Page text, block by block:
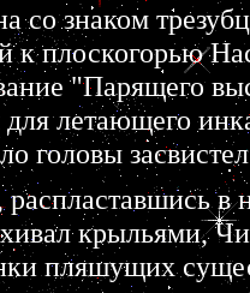
со знаком
к плоскогорью
"Парящего
для летающего
головы
в
крыльями,
пляшущих